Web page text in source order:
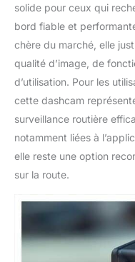
solide pour ceux qui
bord fiable et
chère du marché, elle
qualité d’image, de
d’utilisation. Pour les
cette dashcam
surveillance routière
notamment liées à
elle reste une option
sur la route.